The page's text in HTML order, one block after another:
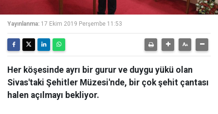
Yayınlanma: 17 Ekim 2019 Perşembe 11:53
Her köşesinde ayrı bir gurur ve duygu yükü olan
Sivas'taki Şehitler Müzesi'nde, bir çok şehit çantası
halen açılmayı bekliyor.